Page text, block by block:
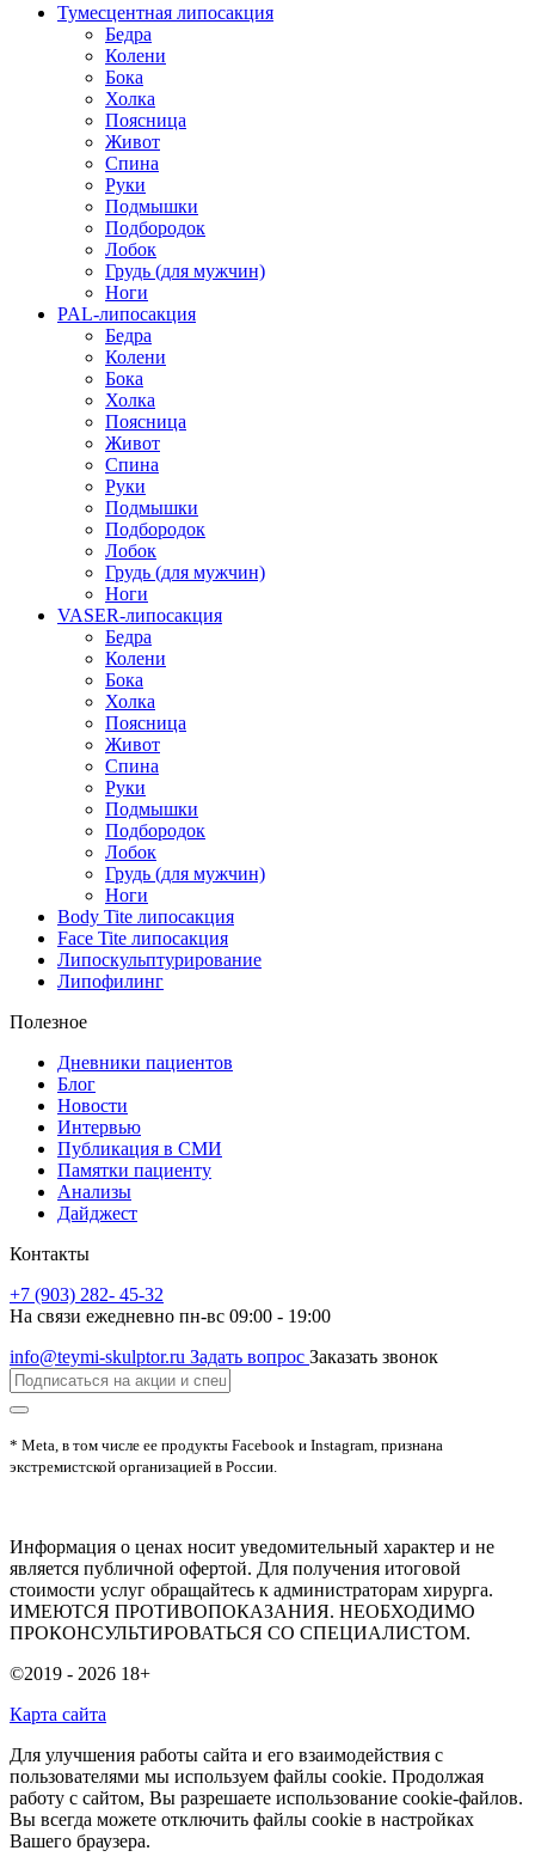
Тумесцентная липосакция
Бедра
Колени
Бока
Холка
Поясница
Живот
Спина
Руки
Подмышки
Подбородок
Лобок
Грудь (для мужчин)
Ноги
PAL-липосакция
Бедра
Колени
Бока
Холка
Поясница
Живот
Спина
Руки
Подмышки
Подбородок
Лобок
Грудь (для мужчин)
Ноги
VASER-липосакция
Бедра
Колени
Бока
Холка
Поясница
Живот
Спина
Руки
Подмышки
Подбородок
Лобок
Грудь (для мужчин)
Ноги
Body Tite липосакция
Face Tite липосакция
Липоскульптурирование
Липофилинг
Полезное
Дневники пациентов
Блог
Новости
Интервью
Публикация в СМИ
Памятки пациенту
Анализы
Дайджест
Контакты
+7 (903) 282- 45-32
На связи ежедневно пн-вс 09:00 - 19:00
info@teymi-skulptor.ru Задать вопрос Заказать звонок
* Meta, в том числе ее продукты Facebook и Instagram, признана
экстремистской организацией в России.
Информация о ценах носит уведомительный характер и не
является публичной офертой. Для получения итоговой
стоимости услуг обращайтесь к администраторам хирурга.
ИМЕЮТСЯ ПРОТИВОПОКАЗАНИЯ. НЕОБХОДИМО
ПРОКОНСУЛЬТИРОВАТЬСЯ СО СПЕЦИАЛИСТОМ.
©2019 - 2026 18+
Карта сайта
Для улучшения работы сайта и его взаимодействия с
пользователями мы используем файлы cookie. Продолжая
работу с сайтом, Вы разрешаете использование cookie-файлов.
Вы всегда можете отключить файлы cookie в настройках
Вашего браузера.